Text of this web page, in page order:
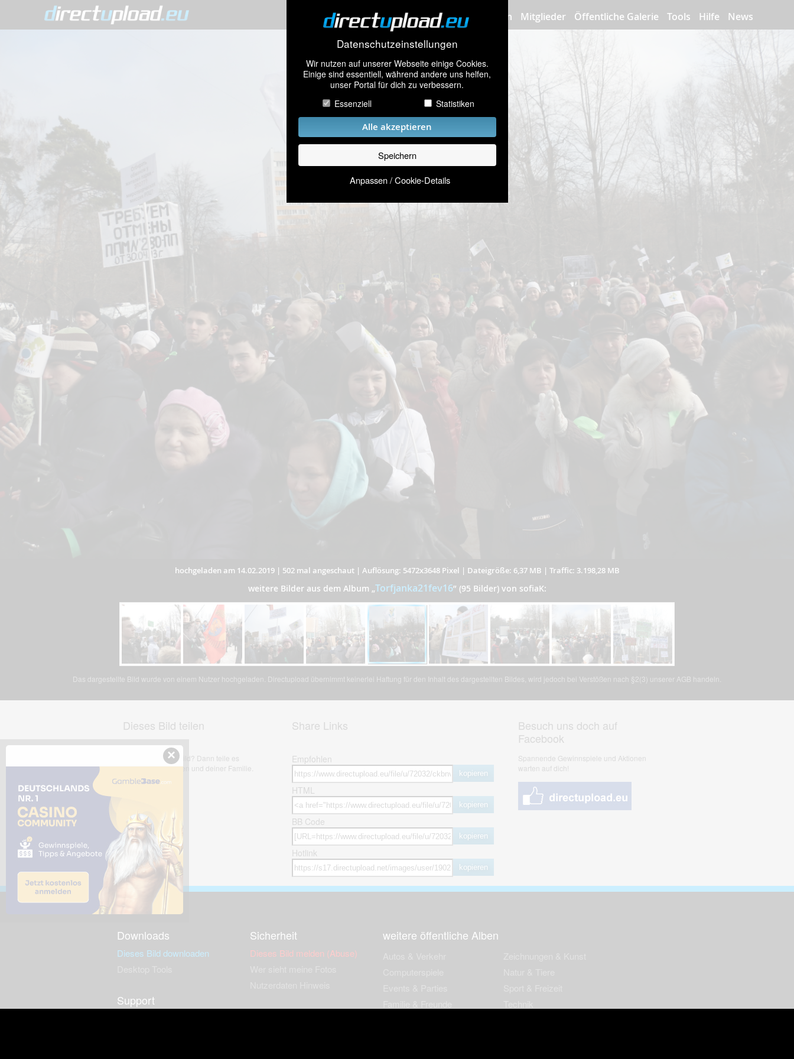
Datenschutzeinstellungen
Wir nutzen auf unserer Webseite einige Cookies.
Einige sind essentiell, während andere uns helfen,
unser Portal für dich zu verbessern.
Essenziell
Statistiken
Alle akzeptieren
Speichern
Anpassen / Cookie-Details
Bilder hochladen Mitglieder Öffentliche Galerie Tools Hilfe News
hochgeladen am 14.02.2019| 502 mal angeschaut| Auflösung: 5472x3648 Pixel | Dateigröße: 6,37 MB | Traffic: 3.198,28 MB
weitere Bilder aus dem Album „Torfjanka21fev16” (95 Bilder) von sofiaK:
Das dargestellte Bild wurde von einem Nutzer hochgeladen. Directupload übernimmt keinerlei Haftung für den Inhalt des dargestellten Bildes, wird jedoch bei Verstößen nach §2(3) unserer AGB handeln.
Dieses Bild teilen
Dir gefällt dieses Bild? Dann teile es
mit deinen Freunden und deiner Familie.
Share Links
Empfohlen
kopieren
HTML
kopieren
BB Code
kopieren
Hotlink
kopieren
Besuch uns doch auf
Facebook
Spannende Gewinnspiele und Aktionen
warten auf dich!
Downloads
Dieses Bild downloaden
Support
Sicherheit
Dieses Bild melden (Abuse)
weitere öffentliche Alben
×